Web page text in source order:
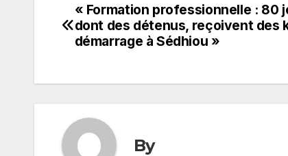
Navigation
de
« Formation professionnelle : 80
dont des détenus, reçoivent des
démarrage à Sédhiou »
By